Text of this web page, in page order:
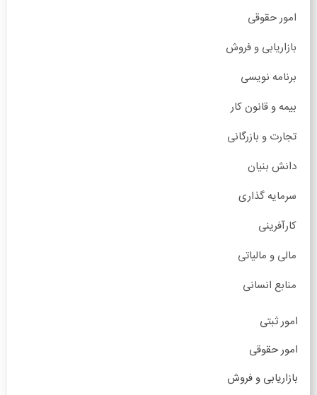
امور حقوقی
بازاریابی و فروش
برنامه نویسی
بیمه و قانون کار
تجارت و بازرگانی
دانش بنیان
سرمایه گذاری
کارآفرینی
مالی و مالیاتی
منابع انسانی
امور ثبتی
امور حقوقی
بازاریابی و فروش